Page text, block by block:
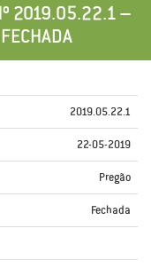
2019.05.22.1 –
2019.05.22.1
22-05-2019
Pregão
Fechada